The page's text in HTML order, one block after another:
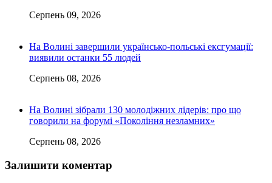
Серпень 09, 2026
На Волині завершили українсько-польські ексгумації:
виявили останки 55 людей
Серпень 08, 2026
На Волині зібрали 130 молодіжних лідерів: про що
говорили на форумі «Покоління незламних»
Серпень 08, 2026
Залишити коментар